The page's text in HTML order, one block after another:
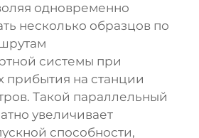
одновременно
несколько образцов по
системы при
прибытия на станции
Такой параллельный
увеличивает
способности,